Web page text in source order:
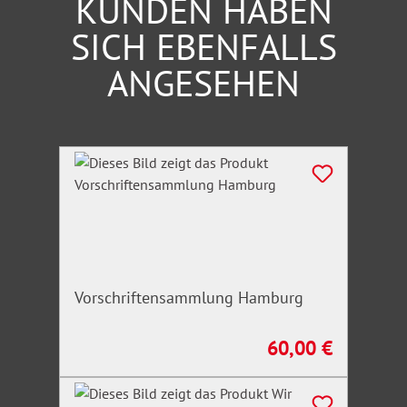
KUNDEN HABEN
SICH EBENFALLS
ANGESEHEN
Produktgalerie überspringen
Vorschriftensammlung Hamburg
Regulärer Preis:
60,00 €